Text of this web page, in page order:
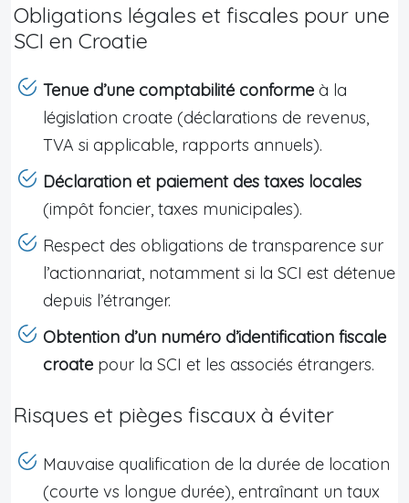
Obligations légales et fiscales pour une
SCI en Croatie
Tenue d’une comptabilité conforme à la
législation croate (déclarations de revenus,
TVA si applicable, rapports annuels).
Déclaration et paiement des taxes locales
(impôt foncier, taxes municipales).
Respect des obligations de transparence sur
l’actionnariat, notamment si la SCI est détenue
depuis l’étranger.
Obtention d’un numéro d’identification fiscale
croate pour la SCI et les associés étrangers.
Risques et pièges fiscaux à éviter
Mauvaise qualification de la durée de location
(courte vs longue durée), entraînant un taux